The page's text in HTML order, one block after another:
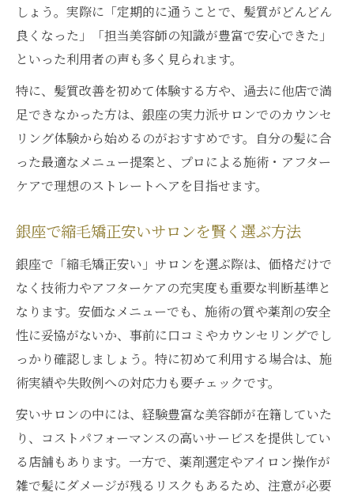
しょう。実際に「定期的に通うことで、髪質がどんどん
良くなった」「担当美容師の知識が豊富で安心できた」
といった利用者の声も多く見られます。
特に、髪質改善を初めて体験する方や、過去に他店で満
足できなかった方は、銀座の実力派サロンでのカウンセ
リング体験から始めるのがおすすめです。自分の髪に合
った最適なメニュー提案と、プロによる施術・アフター
ケアで理想のストレートヘアを目指せます。
銀座で縮毛矯正安いサロンを賢く選ぶ方法
銀座で「縮毛矯正安い」サロンを選ぶ際は、価格だけで
なく技術力やアフターケアの充実度も重要な判断基準と
なります。安価なメニューでも、施術の質や薬剤の安全
性に妥協がないか、事前に口コミやカウンセリングでし
っかり確認しましょう。特に初めて利用する場合は、施
術実績や失敗例への対応力も要チェックです。
安いサロンの中には、経験豊富な美容師が在籍していた
り、コストパフォーマンスの高いサービスを提供してい
る店舗もあります。一方で、薬剤選定やアイロン操作が
雑で髪にダメージが残るリスクもあるため、注意が必要